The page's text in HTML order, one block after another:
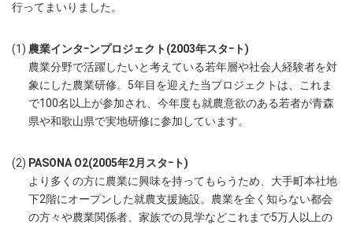
行ってまいりました。
(1) 農業インタｰンプロジェクト(2003年スタｰト)
農業分野で活躍したいと考えている若年層や社会人経験者を対
象にした農業研修。5年目を迎えた当プロジェクトは、これま
で100名以上が参加され、今年度も就農意欲のある若者が青森
県や和歌山県で実地研修に参加しています。
(2) PASONA O2(2005年2月スタｰト)
より多くの方に農業に興味を持ってもらうため、大手町本社地
下2階にオープンした就農支援施設。農業を全く知らない都会
の方々や農業関係者、家族での見学などこれまで5万人以上の